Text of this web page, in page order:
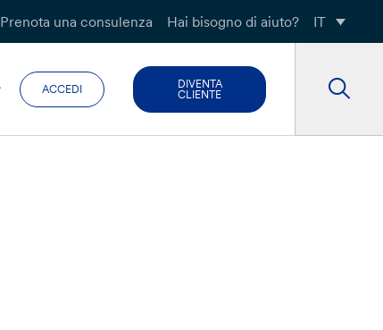
Prenota una consulenza Hai bisogno di aiuto? IT
ACCEDI
DIVENTA
CLIENTE